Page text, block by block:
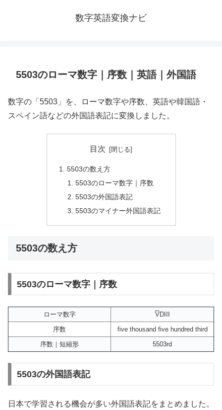
数字英語変換ナビ
5503のローマ数字｜序数｜英語｜外国語
数字の「5503」を、ローマ数字や序数、英語や韓国語・
スペイン語などの外国語表記に変換しました。
目次
5503の数え方
5503のローマ数字｜序数
5503の外国語表記
5503のマイナー外国語表記
5503の数え方
5503のローマ数字｜序数
ローマ数字 VDIII
序数
five thousand five hundred third
序数｜短縮形
5503rd
5503の外国語表記
日本で学習される機会が多い外国語表記をまとめました。